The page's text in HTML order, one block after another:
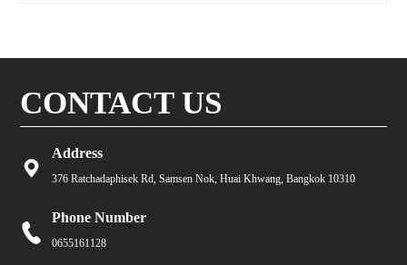
CONTACT US
Address
376 Ratchadaphisek Rd, Samsen Nok, Huai Khwang, Bangkok 10310
Phone Number
0655161128